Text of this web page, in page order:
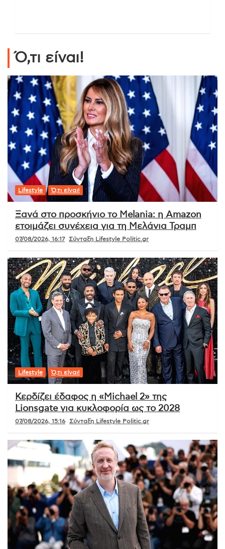
Ό,τι είναι!
Lifestyle Ό,τι είναι!
Ξανά στο προσκήνιο το Melania: η Amazon
ετοιμάζει συνέχεια για τη Μελάνια Τραμπ
07/08/2026, 16:17 Σύνταξη Lifestyle Politic.gr
Lifestyle Ό,τι είναι!
Κερδίζει έδαφος η «Michael 2» της
Lionsgate για κυκλοφορία ως το 2028
07/08/2026, 15:16 Σύνταξη Lifestyle Politic.gr